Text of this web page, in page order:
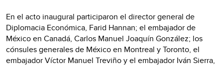
En el acto inaugural participaron el director general de
Diplomacia Económica, Farid Hannan; el embajador de
México en Canadá, Carlos Manuel Joaquín González; los
cónsules generales de México en Montreal y Toronto, el
embajador Víctor Manuel Treviño y el embajador Iván Sierra,